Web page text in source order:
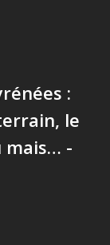
:
le
mais… -